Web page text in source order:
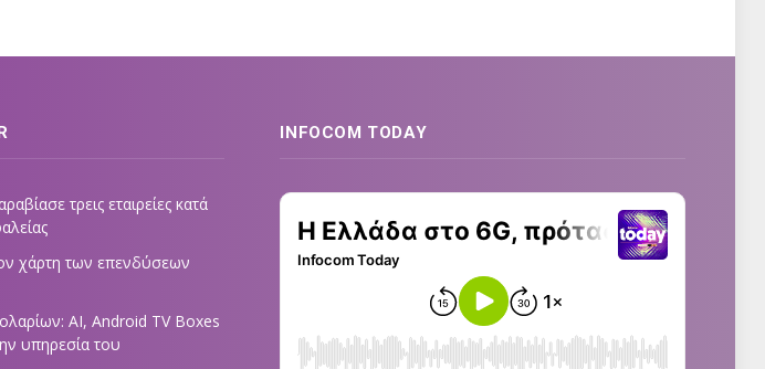
τρεις εταιρείες κατά
χάρτη των επενδύσεων
AI, Android TV Boxes
υπηρεσία του
INFOCOM TODAY